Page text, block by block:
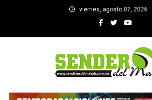
viernes, agosto 07, 2026
SENDEROS DEL